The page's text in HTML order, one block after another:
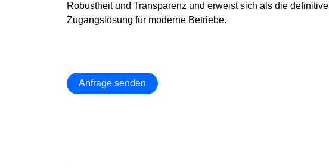
Robustheit und Transparenz und erweist sich als die definitive
Zugangslösung für moderne Betriebe.
Anfrage senden